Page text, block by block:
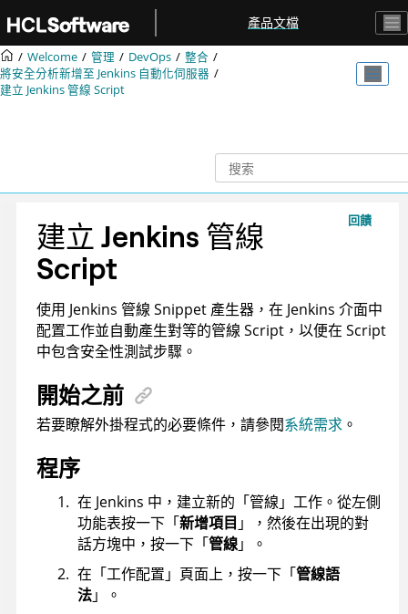
產品文檔
Welcome 管理 DevOps
整合
將安全分析新增至 Jenkins 自動化伺服器
建立 Jenkins 管線 Script
回饋
建立 Jenkins 管線
Script
使用 Jenkins 管線 Snippet 產生器，在 Jenkins 介面中
配置工作並自動產生對等的管線 Script，以便在 Script
中包含安全性測試步驟。
開始之前
若要瞭解外掛程式的必要條件，請參閱系統需求 。
程序
在 Jenkins 中，建立新的「管線」工作。從左側
功能表按一下「新增項目 」，然後在出現的對
話方塊中，按一下「管線」。
在「工作配置」頁面上，按一下「管線語
法」。